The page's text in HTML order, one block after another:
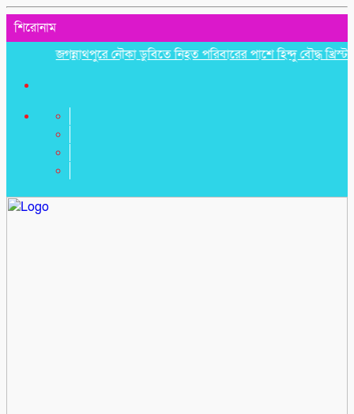
শিরোনাম
জগন্নাথপুরে নৌকা ডুবিতে নিহত পরিবারের পাশে হিন্দু বৌদ্ধ খ্রিস্টান